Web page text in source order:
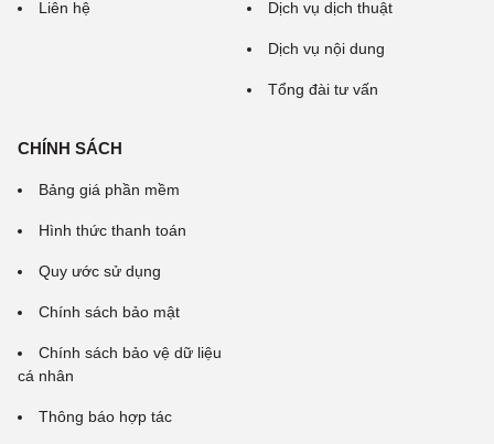
Liên hệ Dịch vụ dịch thuật
Dịch vụ nội dung
Tổng đài tư vấn
CHÍNH SÁCH
Bảng giá phần mềm
Hình thức thanh toán
Quy ước sử dụng
Chính sách bảo mật
Chính sách bảo vệ dữ liệu
cá nhân
Thông báo hợp tác